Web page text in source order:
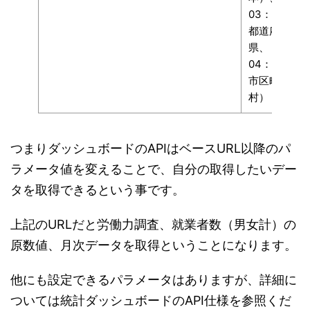
03：
都道府
県、
04：
市区町
村）
つまりダッシュボードのAPIはベースURL以降のパ
ラメータ値を変えることで、自分の取得したいデー
タを取得できるという事です。
上記のURLだと労働力調査、就業者数（男女計）の
原数値、月次データを取得ということになります。
他にも設定できるパラメータはありますが、詳細に
ついては統計ダッシュボードのAPI仕様を参照くだ